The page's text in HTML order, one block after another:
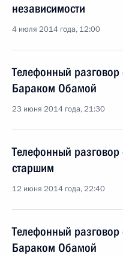
независимости
4 июля 2014 года, 12:00
Телефонный
Бараком Обамой
23 июня 2014 года, 21:30
Телефонный
старшим
12 июня 2014 года, 22:40
Телефонный
Бараком Обамой